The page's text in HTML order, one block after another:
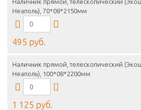
Наличник прямой, телескопический
Неаполь), 70*08*2150мм
495 руб.
Наличник прямой, телескопический
Неаполь), 100*08*2200мм
1 125 руб.